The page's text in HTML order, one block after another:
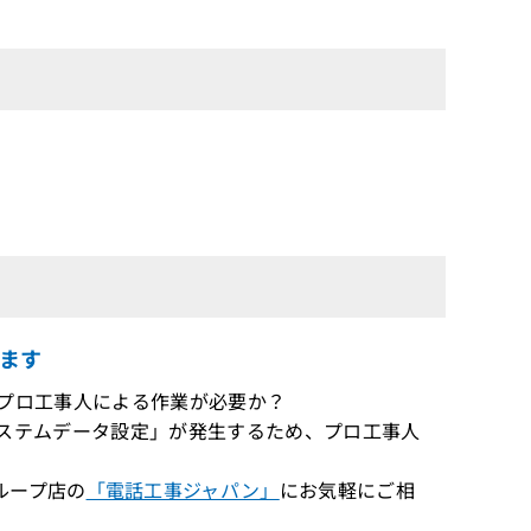
す
工事人による作業が必要か？
ムデータ設定」が発生するため、プロ工事人
ープ店の 「電話工事ジャパン」 にお気軽にご相